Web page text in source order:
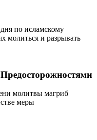
по исламскому
молиться и разрывать
молитвы магриб
меры